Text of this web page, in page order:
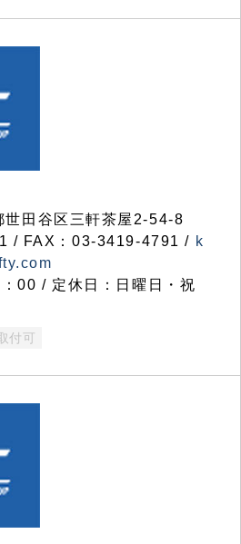
田谷区三軒茶屋2-54-8
/ FAX：03-3419-4791 / k
00 / 定休日：日曜日・祝
付可